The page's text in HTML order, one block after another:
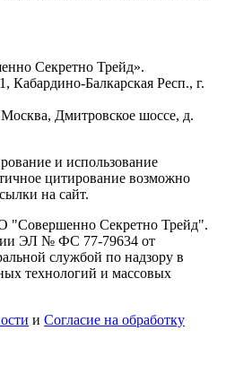
Секретно Трейд».
Кабардино-Балкарская Респ., г.
Дмитровское шоссе, д.
и использование
цитирование возможно
на сайт.
"Совершенно Секретно Трейд".
ЭЛ № ФС 77-79634 от
службой по надзору в
технологий и массовых
и Согласие на обработку